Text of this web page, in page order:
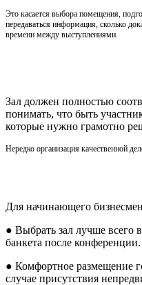
Это касается выбора помещения,
передаваться информация, сколько
времени между выступлениями.
Зал должен полностью
понимать, что быть
которые нужно грамотно
Нередко организация качественной
Для начинающего
● Выбрать зал лучше всего
банкета после конференции.
● Комфортное размещение
случае присутствия